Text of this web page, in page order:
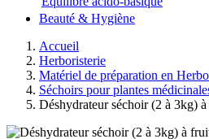
Beauté & Hygiène
Accueil
Herboristerie
Matériel de préparation en
Séchoirs pour plantes
Déshydrateur séchoir (2 à 3kg)